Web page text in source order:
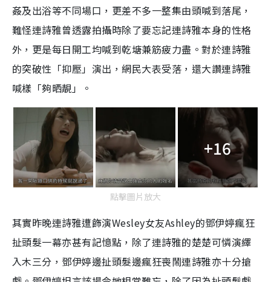
姦及出浴等不同場口，更差不多一整集由頭喊到落尾，
難怪連詩雅曾透露拍攝時除了要忘記連詩雅本身的性格
外，更是每日開工均喊到乾塘兼筋疲力盡。對於連詩雅
的突破性「抑壓」演出，網民大表受落，還大讚連詩雅
喊樣「夠晒靚」。
+16
點擊圖片放大
其實昨晚連詩雅遭飾演Wesley女友Ashley的鄧伊婷瘋狂
扯頭髮一幕亦甚有記憶點，除了連詩雅的楚楚可憐演繹
入木三分，鄧伊婷邊扯頭髮邊瘋狂喪鬧連詩雅亦十分搶